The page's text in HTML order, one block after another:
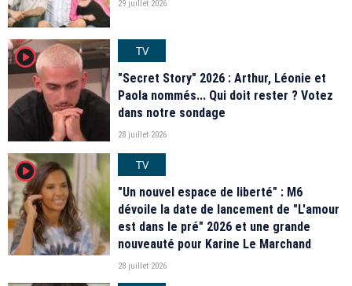
29 juillet 2026
player2
TV
"Secret Story" 2026 : Arthur, Léonie et
Paola nommés... Qui doit rester ? Votez
dans notre sondage
28 juillet 2026
player2
TV
"Un nouvel espace de liberté" : M6
dévoile la date de lancement de "L'amour
est dans le pré" 2026 et une grande
nouveauté pour Karine Le Marchand
28 juillet 2026